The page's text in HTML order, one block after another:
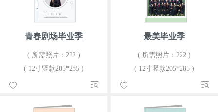
青春剧场毕业季
( 所需照片：222 )
( 12寸竖款205*285 )
最美毕业季
( 所需照片：222 )
( 12寸竖款205*285 )